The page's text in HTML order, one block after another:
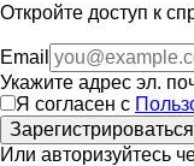
Откройте доступ к
Email
Укажите адрес эл.
Я согласен с
Или авторизуйтесь